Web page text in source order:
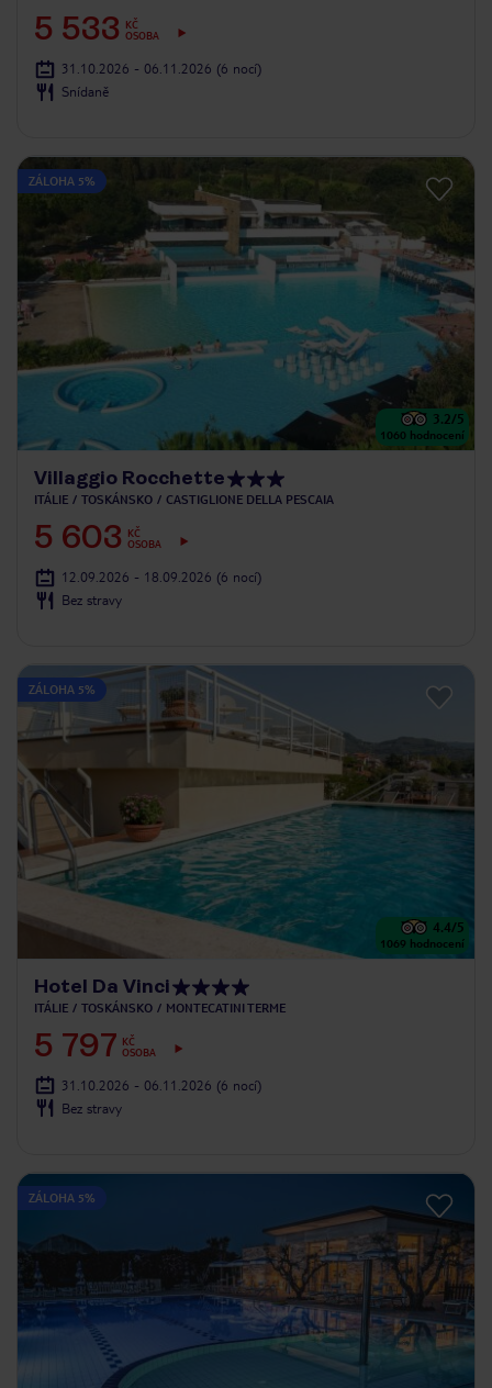
5 533
KČ
OSOBA
31.10.2026 - 06.11.2026 (6 nocí)
Snídaně
ZÁLOHA 5%
3.2/5
1060 hodnocení
Villaggio Rocchette
ITÁLIE TOSKÁNSKO CASTIGLIONE DELLA PESCAIA
5 603
KČ
OSOBA
12.09.2026 - 18.09.2026 (6 nocí)
Bez stravy
ZÁLOHA 5%
4.4/5
1069 hodnocení
Hotel Da Vinci
ITÁLIE TOSKÁNSKO MONTECATINI TERME
5 797 KČ
OSOBA
31.10.2026 - 06.11.2026 (6 nocí)
Bez stravy
ZÁLOHA 5%